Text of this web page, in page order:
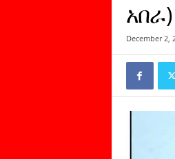
አበራ)
December 2,